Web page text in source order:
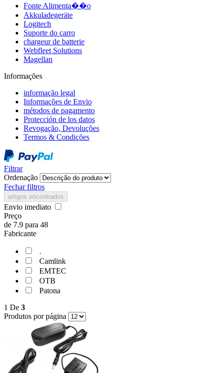
Fonte Alimenta��o
Akkuladegeräte
Logitech
Suporte do carro
chargeur de batterie
Webfleet Solutions
Magellan
Informações
informação legal
Informações de Envio
métodos de pagamento
Protección de los datos
Revogação, Devoluções
Termos & Condições
Filtrar
Ordenação
Fechar filtros
artigos encontrados
Envio imediato
Preço
de 7.9 para 48
Fabricante
.
Camlink
EMTEC
OTB
Patona
1 De 3
Produtos por página